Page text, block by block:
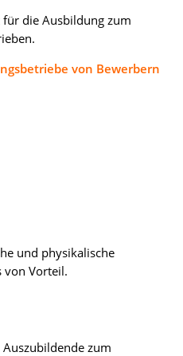
die Ausbildung zum
von Bewerbern
und physikalische
von Vorteil.
zum